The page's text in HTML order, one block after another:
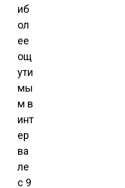
иб
ол
ее
ощ
ути
мы
м в
инт
ер
ва
ле
с 9